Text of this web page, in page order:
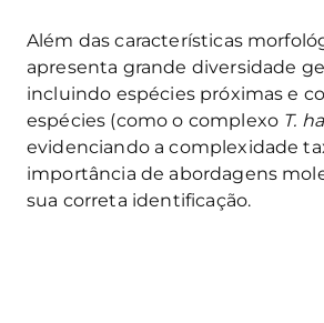
Além das características
apresenta grande diversidade
incluindo espécies próximas e
espécies (como o complexo T.
evidenciando a complexidade
importância de abordagens
sua correta identificação.